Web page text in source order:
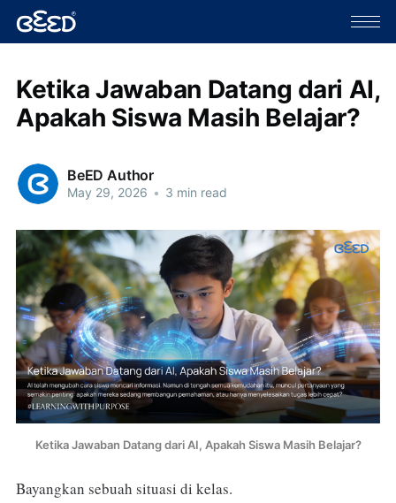
Ketika Jawaban Datang dari AI,
Apakah Siswa Masih Belajar?
BeED Author
May 29, 2026 • 3 min read
Ketika Jawaban Datang dari AI, Apakah Siswa Masih Belajar?
Bayangkan sebuah situasi di kelas.